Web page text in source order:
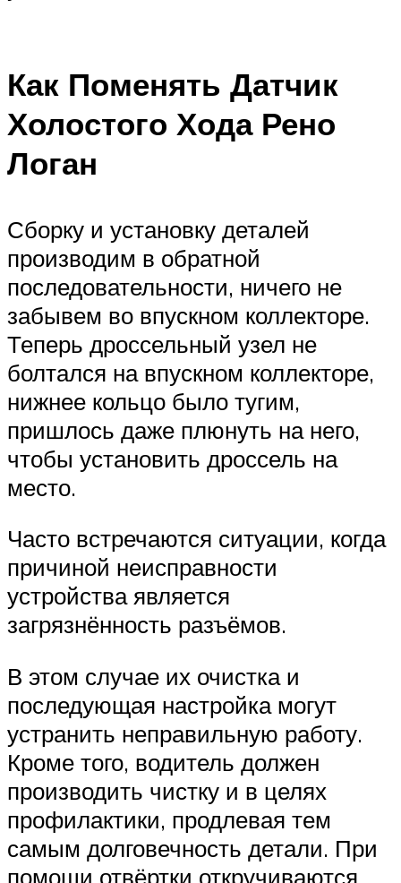
Как Поменять Датчик
Холостого Хода Рено
Логан
Сборку и установку деталей
производим в обратной
последовательности, ничего не
забывем во впускном коллекторе.
Теперь дроссельный узел не
болтался на впускном коллекторе,
нижнее кольцо было тугим,
пришлось даже плюнуть на него,
чтобы установить дроссель на
место.
Часто встречаются ситуации, когда
причиной неисправности
устройства является
загрязнённость разъёмов.
В этом случае их очистка и
последующая настройка могут
устранить неправильную работу.
Кроме того, водитель должен
производить чистку и в целях
профилактики, продлевая тем
самым долговечность детали. При
помощи отвёртки откручиваются